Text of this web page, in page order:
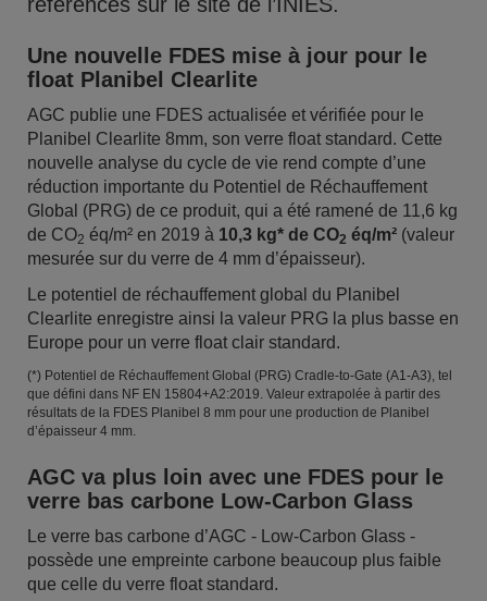
Une nouvelle FDES mise à jour pour le
float Planibel Clearlite
AGC publie une FDES actualisée et vérifiée pour le
Planibel Clearlite 8mm, son verre float standard. Cette
nouvelle analyse du cycle de vie rend compte d’une
réduction importante du Potentiel de Réchauffement
Global (PRG) de ce produit, qui a été ramené de 11,6 kg
de CO2 éq/m² en 2019 à 10,3 kg* de CO2 éq/m² (valeur
mesurée sur du verre de 4 mm d’épaisseur).
Le potentiel de réchauffement global du Planibel
Clearlite enregistre ainsi la valeur PRG la plus basse en
Europe pour un verre float clair standard.
(*) Potentiel de Réchauffement Global (PRG) Cradle-to-Gate (A1-A3), tel
que défini dans NF EN 15804+A2:2019. Valeur extrapolée à partir des
résultats de la FDES Planibel 8 mm pour une production de Planibel
d’épaisseur 4 mm.
AGC va plus loin avec une FDES pour le
verre bas carbone Low-Carbon Glass
Le verre bas carbone d’AGC - Low-Carbon Glass -
possède une empreinte carbone beaucoup plus faible
que celle du verre float standard.